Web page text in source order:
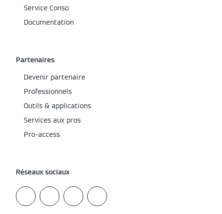
Service Conso
Documentation
Partenaires
Devenir partenaire
Professionnels
Outils & applications
Services aux pros
Pro-access
Réseaux sociaux